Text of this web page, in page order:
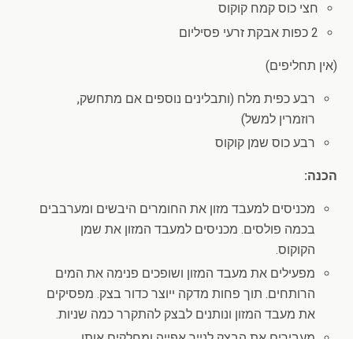
חצי כוס קמח קוקוס
2 כפות אבקת זרעי פסיליום
(אין תחליפים)
רבע כפית מלח (ותבלינים נוספים אם מתחשק,
רוזמרין למשל)
רבע כוס שמן קוקוס
הכנה:
מכניסים למעבד מזון את החומרים היבשים ומערבבים
בכמה פולסים. מכניסים למעבד המזון את שמן
הקוקוס.
מפעילים את מעבד המזון ושופכים פנימה את המים
הרותחים. תוך פחות מדקה ייוצר כדור בצק. מפסיקים
את מעבד המזון ונותנים לבצק להתקרר כמה שניות.